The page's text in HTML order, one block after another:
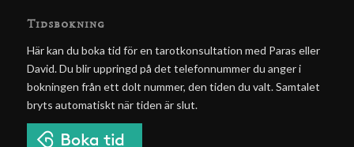
Tidsbokning
Här kan du boka tid för en tarotkonsultation med Paras eller
David. Du blir uppringd på det telefonnummer du anger i
bokningen från ett dolt nummer, den tiden du valt. Samtalet
bryts automatiskt när tiden är slut.